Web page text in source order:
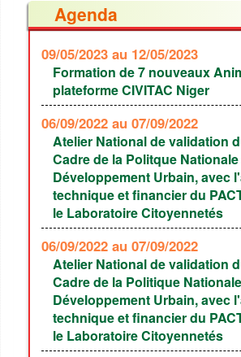
Agenda
09/05/2023 au 12/05/2023
Formation de 7 nouveaux
plateforme CIVITAC Niger
06/09/2022 au 07/09/2022
Atelier National de validation
Cadre de la Politque
Développement Urbain, avec
technique et financier du
le Laboratoire Citoyennetés
06/09/2022 au 07/09/2022
Atelier National de validation
Cadre de la Politique
Développement Urbain, avec
technique et financier du
le Laboratoire Citoyennetés